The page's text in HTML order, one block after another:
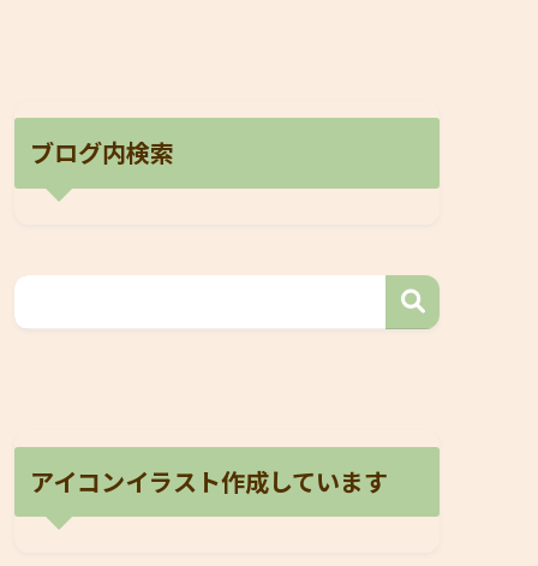
ブログ内検索
アイコンイラスト作成しています